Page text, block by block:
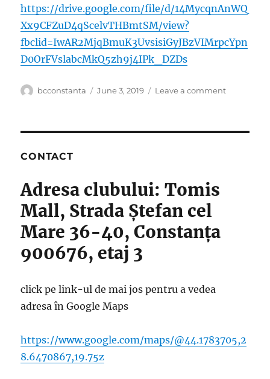
https://drive.google.com/file/d/14MycqnAnWQ
Xx9CFZuD4qScelvTHBmtSM/view?
fbclid=IwAR2MjqBmuK3UvsisiGyJBzVIMrpcYpn
D0OrFVslabcMkQ5zh9j4IPk_DZDs
Author
bcconstanta
Posted
June 3, 2019 Leave a commenton
CONTACT
Adresa clubului: Tomis
Mall, Strada Ștefan cel
Mare 36-40, Constanța
900676, etaj 3
click pe link-ul de mai jos pentru a vedea
adresa în Google Maps
https://www.google.com/maps/@44.1783705,2
8.6470867,19.75z